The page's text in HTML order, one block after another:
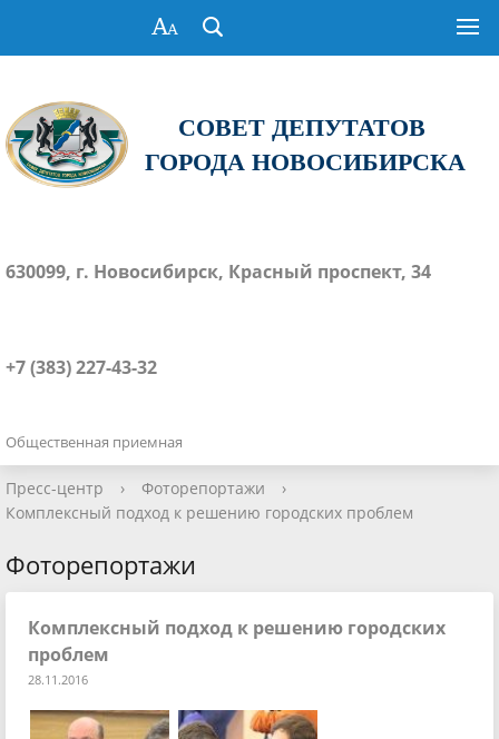
СОВЕТ ДЕПУТАТОВ
ГОРОДА НОВОСИБИРСКА
630099, г. Новосибирск, Красный проспект, 34
+7 (383) 227-43-32
Общественная приемная
Пресс-центр › Фоторепортажи
›
Комплексный подход к решению городских проблем
Фоторепортажи
Комплексный подход к решению городских
проблем
28.11.2016